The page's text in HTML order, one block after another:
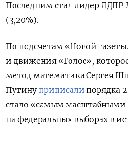
Последним стал лидер ЛДПР
(3,20%).
По подсчетам «Новой
и движения «Голос»,
метод математика Сергея
Путину приписали порядка
стало «самым масштабными
на федеральных выборах в